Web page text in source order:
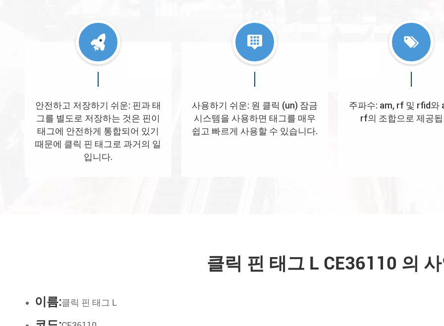
안전하고 저장하기 쉬운: 핀과 태
그를 별도로 저장하는 것은 핀이
태그에 안전하게 통합되어 있기
때문에 클릭 핀 태그로 과거의 일
입니다.
사용하기 쉬운: 원 클릭 (un) 잠금
시스템을 사용하면 태그를 매우
쉽고 빠르게 사용할 수 있습니다.
주파수: am, rf 및 rfid와
rf의 조합으로 제공
클릭 핀 태그 L CE36110 의
이름:클릭 핀 태그 L